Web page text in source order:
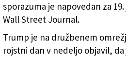
sporazuma je napovedan za
Wall Street Journal.
Trump je na družbenem
rojstni dan v nedeljo objavil,